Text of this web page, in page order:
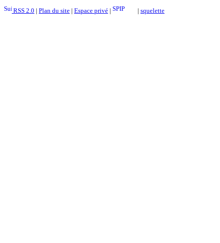
RSS 2.0 | Plan du site | Espace privé | | squelette